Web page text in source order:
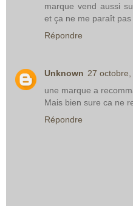
marque vend aussi
et ça ne me paraît pas
Répondre
Unknown 27 octobre,
une marque a
Mais bien sure ca ne
Répondre